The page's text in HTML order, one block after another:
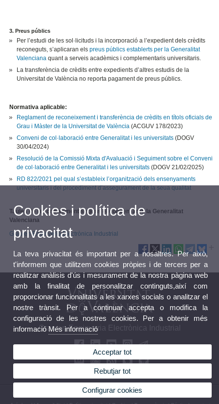
3. Preus públics
Per l’estudi de les sol·licituds i la incorporació a l’expedient dels crèdits
reconeguts, s’aplicaran elspreus públics establerts per la Generalitat
Valenciana quant a serveis acadèmics i complementaris universitaris.
La transferència de crèdits entre expedients d’altres estudis de la
Universitat de València no reporta pagament de preus públics.
Normativa aplicable:
Reglament de reconeixement i transferència de crèdits en títols oficials de
Grau i Màster de la Universitat de València (ACGUV 178/2023)
Conveni de col·laboració entre Generalitat i les universitats (DOGV
30/04/2024)
Resolució de la Comissió Mixta d'Avaluació i Seguiment sobre el Conveni
de col·laboració entre Generalitat i les universitats (DOGV 21/02/2025)
RD 822/2021 pel qual s’estableix l’organització dels ensenyaments
universitaris i del procediment d’assegurament de la seua qualitat
Taules de reconeixement segons el conveni amb la Generalitat
Valenciana
Grau en Enginyeria Electrònica Industrial
Grau en Enginyeria Electrònica Industrial
© 2026 UV. - Av. de la Universitat, s/n 46100 Burjassot. València. Tel (+34) 963 54 32 10
Cookies i política de
privacitat
La teva privacitat és important per a nosaltres. Per això,
t'informem que utilitzem cookies pròpies i de tercers per a
realitzar anàlisis d'ús i mesurament de la nostra pàgina web
amb la finalitat de personalitzar continguts,així com
proporcionar funcionalitats a les xarxes socials o analitzar el
nostre trànsit. Per a continuar accepta o modifica la
configuració de les nostres cookies. Per a obtenir més
informacióMés informació
Acceptar tot
Rebutjar tot
Configurar cookies